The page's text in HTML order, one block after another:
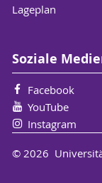
Lageplan
Soziale
Facebook
YouTube
Instagram
© 2026